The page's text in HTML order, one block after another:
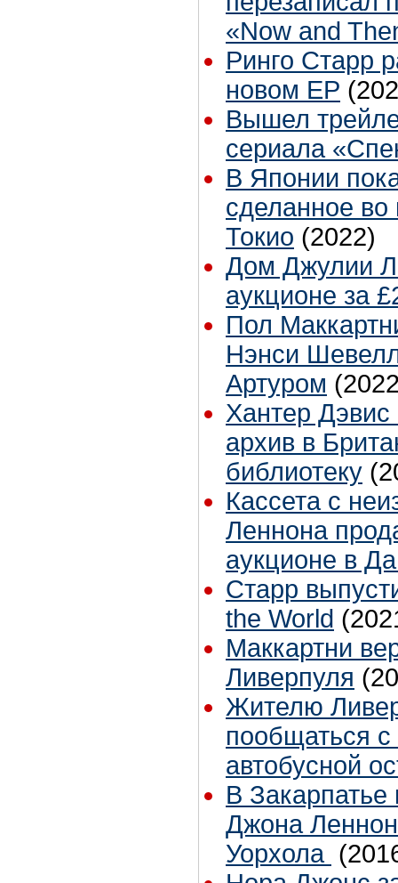
«Now and
Ринго Старр
новом ЕР
Вышел
сериала
В Японии
сделанное во
Токио (2022)
Дом Джулии
аукционе за
Пол
Нэнси
Артуром
Хантер
архив в
библиотеку
Кассета с
Леннона
аукционе в
Старр
the World
Маккартни
Ливерпуля
Жителю
пообщаться
автобусной
В Закарпатье
Джона
Уорхола